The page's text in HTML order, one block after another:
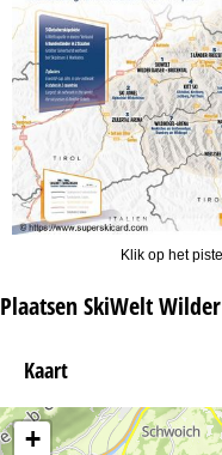
Klik op het
Plaatsen SkiWelt
Kaart
+